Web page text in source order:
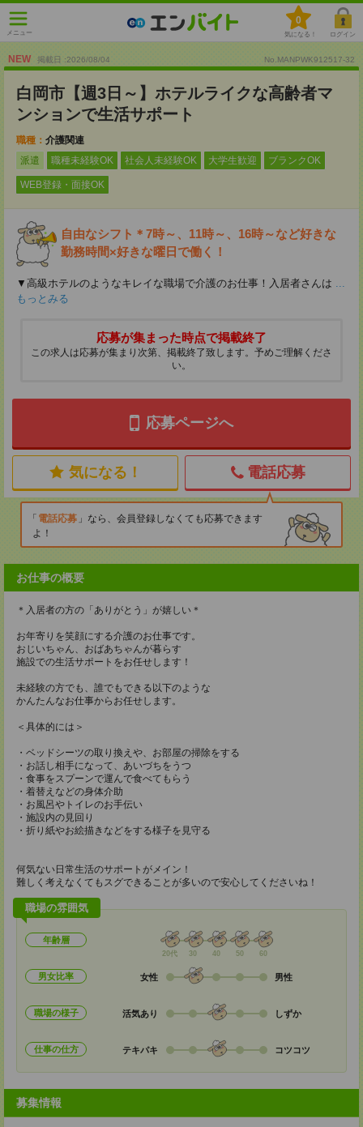
メニュー
0
気になる！ ログイン
NEW 掲載日 :2026/08/04 No.MANPWK912517-32
白岡市【週3日～】ホテルライクな高齢者マ
ンションで生活サポート
職種： 介護関連
派遣
職種未経験OK 社会人未経験OK 大学生歓迎 ブランクOK
WEB登録・面接OK
自由なシフト＊7時～、11時～、16時～など好きな
勤務時間×好きな曜日で働く！
▼高級ホテルのようなキレイな職場で介護のお仕事！入居者さんは ...
もっとみる
応募が集まった時点で掲載終了
この求人は応募が集まり次第、掲載終了致します。予めご理解くださ
い。
応募ページへ
気になる！ 電話応募
電話応募
なら、会員登録しなくても応募できます
よ！
お仕事の概要
＊入居者の方の「ありがとう」が嬉しい＊
お年寄りを笑顔にする介護のお仕事です。
おじいちゃん、おばあちゃんが暮らす
施設での生活サポートをお任せします！
未経験の方でも、誰でもできる以下のような
かんたんなお仕事からお任せします。
＜具体的には＞
・ベッドシーツの取り換えや、お部屋の掃除をする
・お話し相手になって、あいづちをうつ
・食事をスプーンで運んで食べてもらう
・着替えなどの身体介助
・お風呂やトイレのお手伝い
・施設内の見回り
・折り紙やお絵描きなどをする様子を見守る
何気ない日常生活のサポートがメイン！
難しく考えなくてもスグできることが多いので安心してくださいね！
職場の雰囲気
年齢層
20代 30 40 50 60
男女比率 女性 男性
職場の様子 活気あり しずか
仕事の仕方 テキパキ コツコツ
募集情報